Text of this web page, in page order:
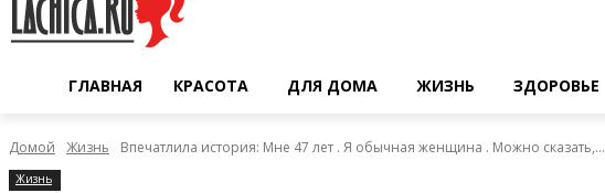
ГЛАВНАЯ КРАСОТА ДЛЯ ДОМА ЖИЗНЬ ЗДОРОВЬЕ
Домой Жизнь Впечатлила история: Мне 47 лет . Я обычная женщина . Можно сказать,...
Жизнь